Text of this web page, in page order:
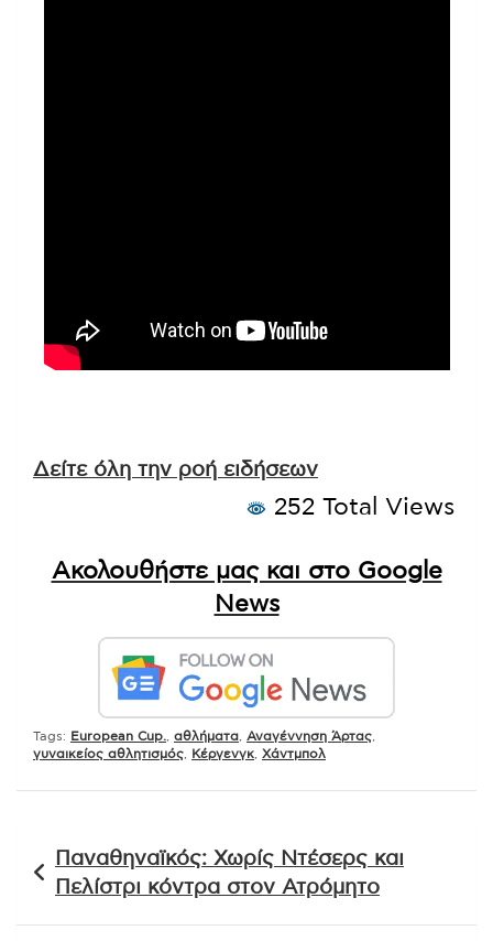
Δείτε όλη την ροή ειδήσεων
252 Total Views
Ακολουθήστε μας και στο Google
News
Tags: European Cup. αθλήματα Αναγέννηση Άρτας
γυναικείος αθλητισμός
Κέργενγκ Χάντμπολ
άρθρων
Παναθηναϊκός: Χωρίς Ντέσερς και
Πελίστρι κόντρα στον Ατρόμητο